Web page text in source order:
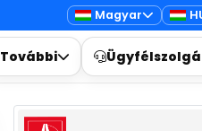
Magyar
További